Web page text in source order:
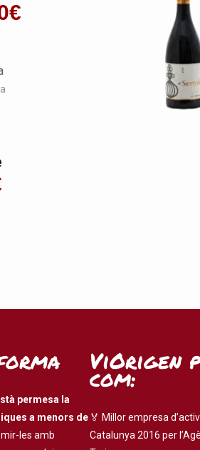
€
permesa la
a menors de
les amb
ViOrigen
com:
🏅 Millor empresa
Catalunya 2016 per